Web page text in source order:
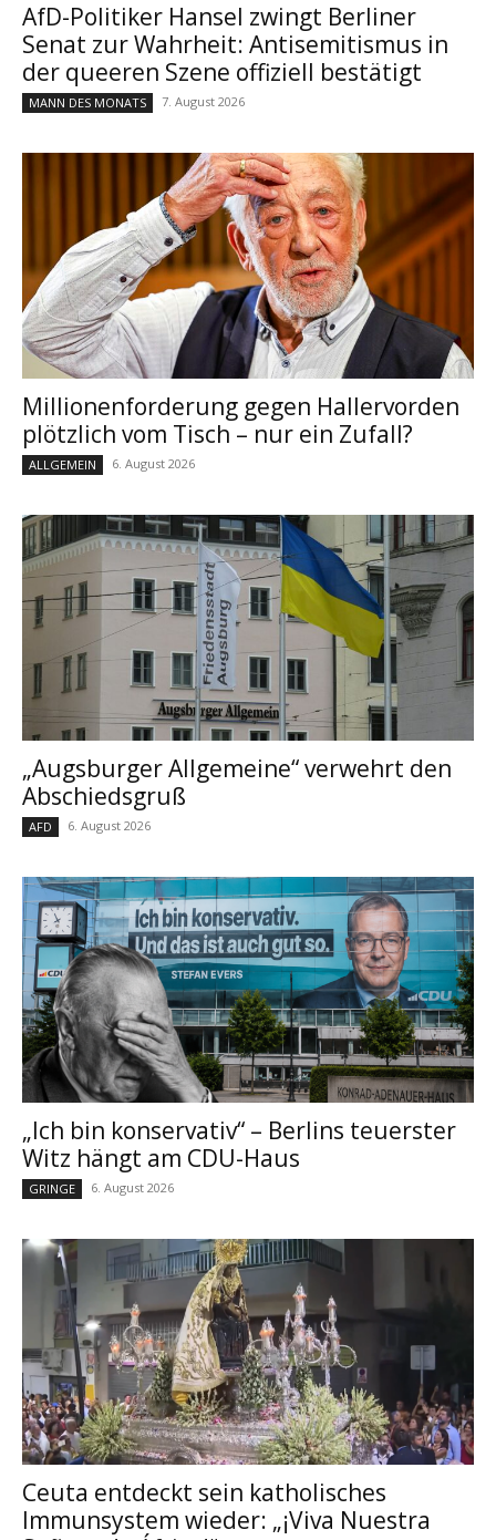
AfD-Politiker Hansel zwingt Berliner
Senat zur Wahrheit: Antisemitismus in
der queeren Szene offiziell bestätigt
MANN DES MONATS 7. August 2026
Millionenforderung gegen Hallervorden
plötzlich vom Tisch – nur ein Zufall?
ALLGEMEIN 6. August 2026
„Augsburger Allgemeine“ verwehrt den
Abschiedsgruß
AFD 6. August 2026
„Ich bin konservativ“ – Berlins teuerster
Witz hängt am CDU-Haus
GRINGE 6. August 2026
Ceuta entdeckt sein katholisches
Immunsystem wieder: „¡Viva Nuestra